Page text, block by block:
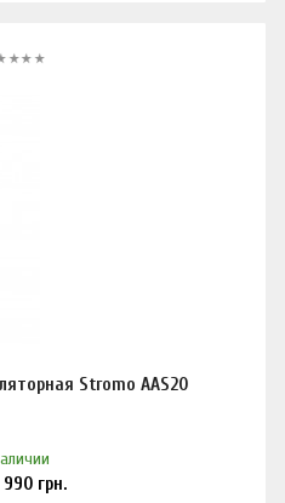
Stromo AAS20
990 грн.